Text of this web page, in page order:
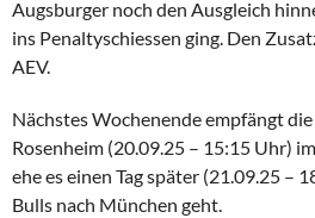
Augsburger noch den Ausgleich
ins Penaltyschiessen ging. Den
AEV.
Nächstes Wochenende empfängt
Rosenheim (20.09.25 – 15:15 Uhr)
ehe es einen Tag später (21.09.25 –
Bulls nach München geht.